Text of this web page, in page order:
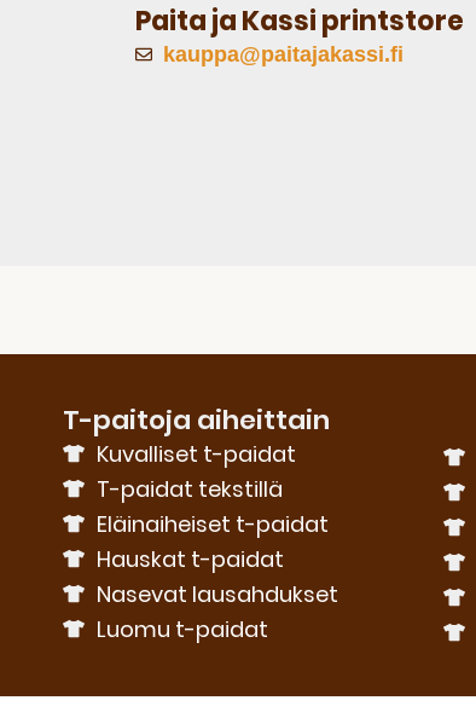
Paita ja Kassi printstore
kauppa@paitajakassi.fi
T-paitoja aiheittain
Kuvalliset t-paidat
T-paidat tekstillä
Eläinaiheiset t-paidat
Hauskat t-paidat
Nasevat lausahdukset
Luomu t-paidat